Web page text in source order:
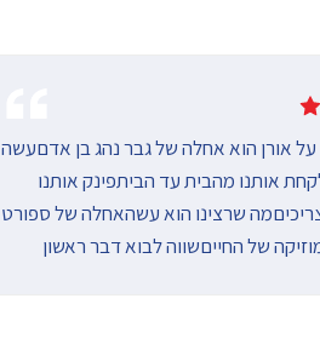
על אורן הוא אחלה של גבר נהג בן אדםעשה
אותנו מהבית עד הביתפינק אותנו
שרצינו הוא עשהאחלה של ספורט
של החייםשווה לבוא דבר ראשון